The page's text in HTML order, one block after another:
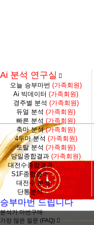
Ai 분석 연구실
오늘 승부마번(가족회원)
Ai 빅데이터(가족회원)
경주별 분석 (가족회원)
듀얼 분석(가족회원)
빠른 분석(가족회원)
축마 분석(가족회원)
4두마 분석 (가족회원)
토탈 분석(가족회원)
당일종합결과(가족회원)
대전수종합결과 (가족회원)
S1F종합결과(가족회원)
대전수 분석(분석가)
단통분석(가족회원)
승부마번 드립니다
분석가 마번구매
가장 많은 질문 (FAQ)